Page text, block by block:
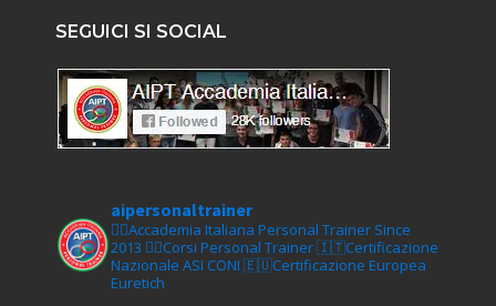
SEGUICI SI SOCIAL
aipersonaltrainer
🏋‍♀️Accademia Italiana Personal Trainer Since
2013 🏋‍♂️Corsi Personal Trainer🇮🇹Certificazione
Nazionale ASI CONI 🇪🇺Certificazione Europea
Euretich